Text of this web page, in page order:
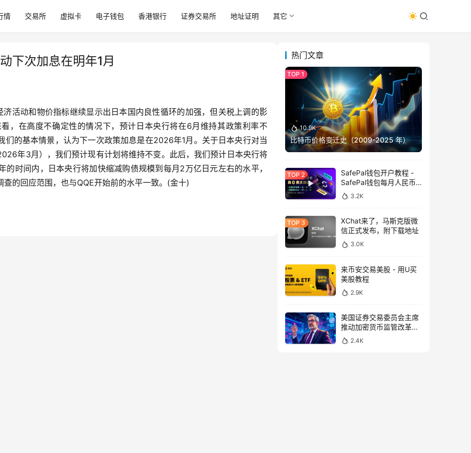
情 交易所 虚拟卡 电子钱包 香港银行 证券交易所 地址证明 其它
下次加息在明年1月
活动和物价指标继续显示出日本国内良性循环的加强，但关税上调的影
，在高度不确定性的情况下，预计日本央行将在6月维持其政策利率不
们的基本情景，认为下一次政策加息是在2026年1月。关于日本央行对当
年3月），我们预计现有计划将维持不变。此后，我们预计日本央行将
时间内，日本央行将加快缩减购债规模到每月2万亿日元左右的水平，
的回应范围，也与QQE开始前的水平一致。(金十)
热门文章
10.9K
比特币价格变迁史（2009-2025 年）
SafePal钱包开户教程 -
SafePal钱包每月人民币
消费前666U享受汇损补
贴
3.2K
XChat来了，马斯克版微
信正式发布，附下载地址
3.0K
来币安交易美股 - 用U买
美股教程
2.9K
美国证券交易委员会主席
推动加密货币监管改革，
力求未来验证
2.4K